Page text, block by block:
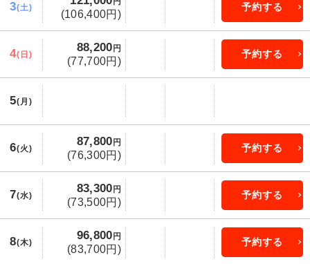
3(土)
(106,400円)
予約する
4(日)
88,200 円
(77,700円)
予約する
5(月)
6(火)
87,800 円
(76,300円)
予約する
7(水)
83,300 円
(73,500円)
予約する
8(木)
96,800 円
(83,700円)
予約する